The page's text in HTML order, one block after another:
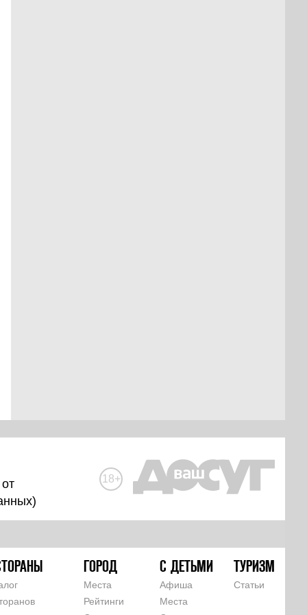
)
18+
ГОРОД
Места
Рейтинги
С ДЕТЬМИ
Афиша
Места
ТУРИЗМ
Статьи